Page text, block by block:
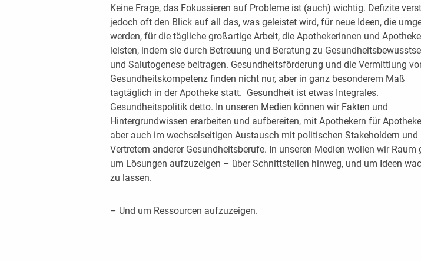
Keine Frage, das Fokussieren auf Probleme ist (auch) wichtig. Defizite
jedoch oft den Blick auf all das, was geleistet wird, für neue Ideen, die
werden, für die tägliche großartige Arbeit, die Apothekerinnen und
leisten, indem sie durch Betreuung und Beratung zu
und Salutogenese beitra­gen. Gesundheitsförderung und die Vermittlung
Gesundheits­kompetenz finden nicht nur, aber in ganz besonderem Maß
tagtäglich in der Apotheke statt. Gesundheit ist etwas Integrales.
Gesundheitspolitik detto. In unseren Medien können wir Fakten und
Hintergrundwissen erarbeiten und aufbereiten, mit Apothekern für
aber auch im wechselsei­tigen Austausch mit politischen Stakeholdern und
Vertretern anderer Gesundheitsberufe. In unseren Medien wollen wir Raum
um Lösungen aufzuzeigen – über Schnittstellen hinweg, und um Ideen
zu lassen.
– Und um Ressourcen aufzuzeigen.